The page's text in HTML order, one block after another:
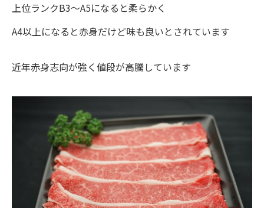
上位ランクB3～A5になると柔らかく
A4以上になると赤身だけど味も良いとされています
近年赤身志向が強く値段が高騰しています